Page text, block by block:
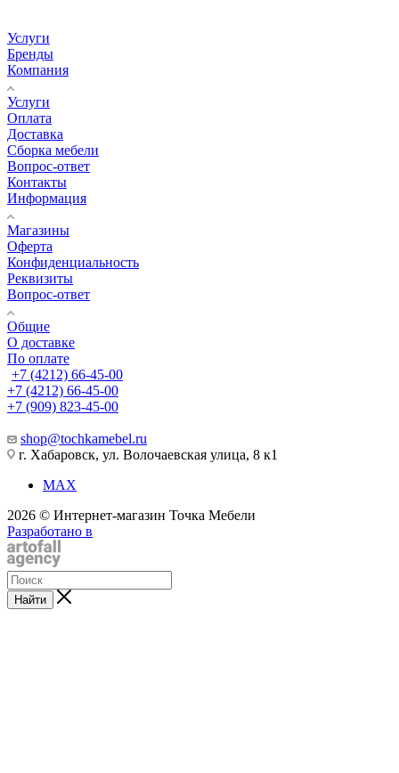
Услуги
Бренды
Компания
Услуги
Оплата
Доставка
Сборка мебели
Вопрос-ответ
Контакты
Информация
Магазины
Оферта
Конфиденциальность
Реквизиты
Вопрос-ответ
Общие
О доставке
По оплате
+7 (4212) 66-45-00
+7 (4212) 66-45-00
+7 (909) 823-45-00
shop@tochkamebel.ru
г. Хабаровск, ул. Волочаевская улица, 8 к1
MAX
2026 © Интернет-магазин Точка Мебели
Разработано в
Найти